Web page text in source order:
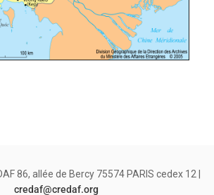
86, allée de Bercy 75574 PARIS cedex 12 |
credaf@credaf.org